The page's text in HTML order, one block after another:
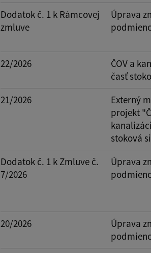
Dodatok č. 1 k Rámcovej
zmluve
Úprava
22/2026
ČOV a
časť
21/2026
Externý
projekt
stoková
Dodatok č. 1 k Zmluve č.
7/2026
Úprava
20/2026
Úprava